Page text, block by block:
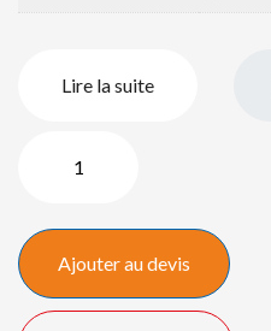
Lire la suite
LED
Wall
4,50
Ajouter au devis